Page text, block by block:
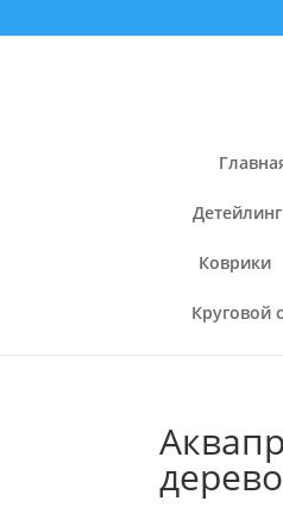
Детейлинг
Коврики
Круговой
дерево